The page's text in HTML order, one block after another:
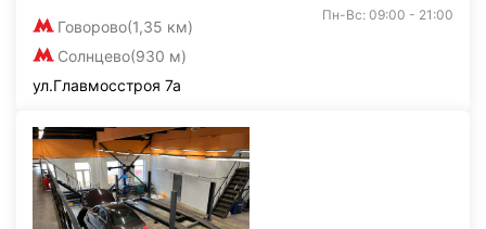
Говорово(1,35 км)
Солнцево(930 м)
Пн-Вс: 09:00 - 21:00
ул.Главмосстроя 7а